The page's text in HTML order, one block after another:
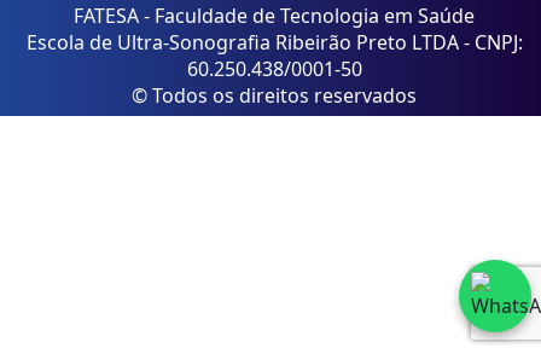
FATESA - Faculdade de Tecnologia em Saúde
Escola de Ultra-Sonografia Ribeirão Preto LTDA - CNPJ:
60.250.438/0001-50
© Todos os direitos reservados